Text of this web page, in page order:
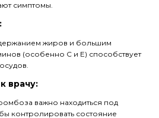
симптомы.
жиров и большим
(особенно C и E) способствует
врачу:
важно находиться под
контролировать состояние